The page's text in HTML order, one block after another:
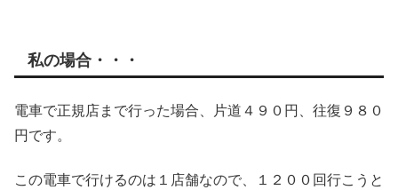
私の場合・・・
電車で正規店まで行った場合、片道４９０円、往復９８０
円です。
この電車で行けるのは１店舗なので、１２００回行こうと